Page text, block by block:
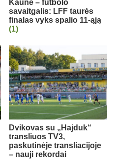
Kaune – futbolo
savaitgalis: LFF taurės
finalas vyks spalio 11-ąją
(1)
Dvikovas su „Hajduk“
transliuos TV3,
paskutinėje transliacijoje
– nauji rekordai